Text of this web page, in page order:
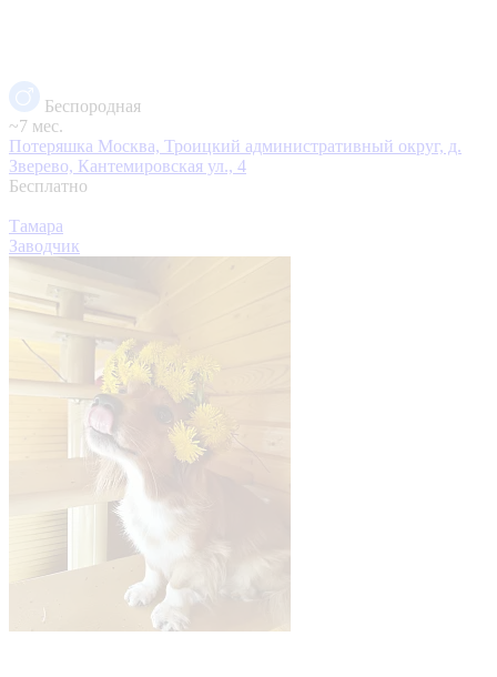
Беспородная
~7 мес.
Потеряшка Москва, Троицкий административный округ, д.
Зверево, Кантемировская ул., 4
Бесплатно
Тамара
Заводчик